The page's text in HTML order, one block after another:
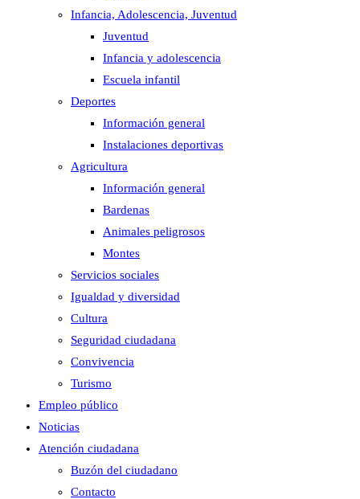
Infancia, Adolescencia, Juventud
Juventud
Infancia y adolescencia
Escuela infantil
Deportes
Información general
Instalaciones deportivas
Agricultura
Información general
Bardenas
Animales peligrosos
Montes
Servicios sociales
Igualdad y diversidad
Cultura
Seguridad ciudadana
Convivencia
Turismo
Empleo público
Noticias
Atención ciudadana
Buzón del ciudadano
Contacto